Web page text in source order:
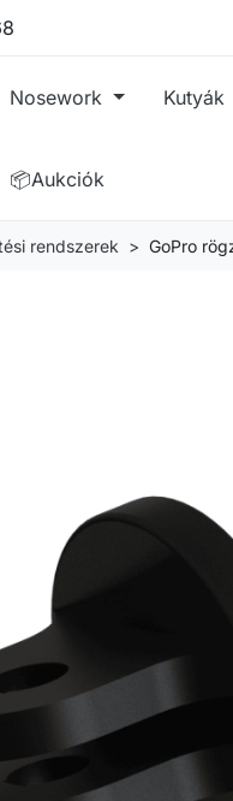
Nosework Kutyák
📦Aukciók
rendszerek GoPro